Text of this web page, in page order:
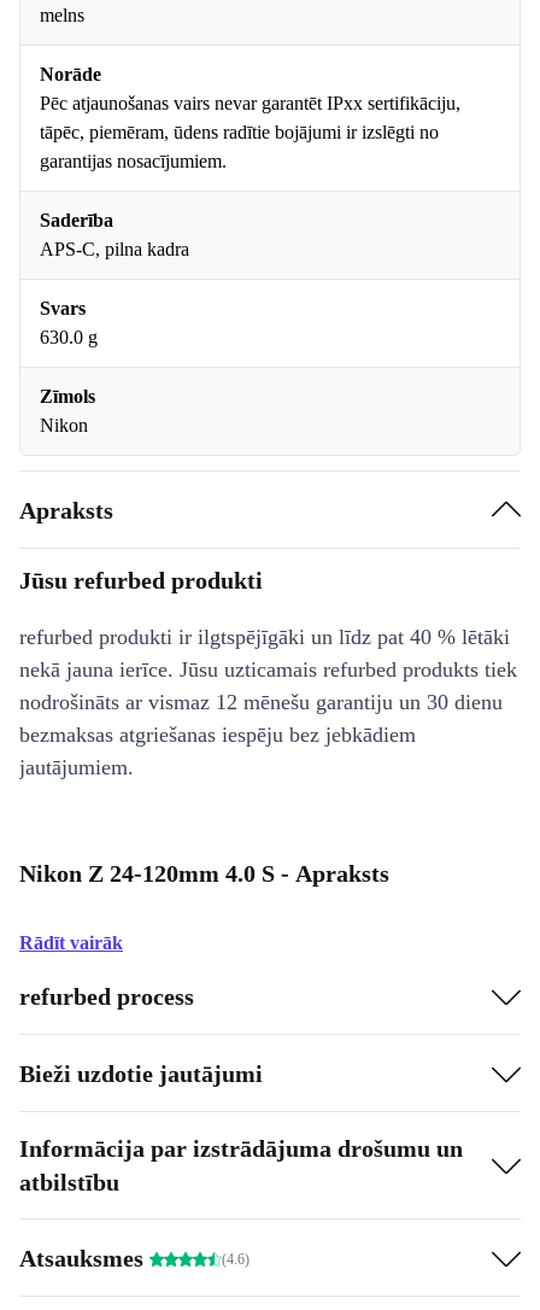
melns
Norāde
Pēc atjaunošanas vairs nevar garantēt IPxx sertifikāciju,
tāpēc, piemēram, ūdens radītie bojājumi ir izslēgti no
garantijas nosacījumiem.
Saderība
APS-C, pilna kadra
Svars
630.0 g
Zīmols
Nikon
Apraksts
Jūsu refurbed produkti
refurbed produkti ir ilgtspējīgāki un līdz pat 40 % lētāki
nekā jauna ierīce. Jūsu uzticamais refurbed produkts tiek
nodrošināts ar vismaz 12 mēnešu garantiju un 30 dienu
bezmaksas atgriešanas iespēju bez jebkādiem
jautājumiem.
Nikon Z 24-120mm 4.0 S - Apraksts
Rādīt vairāk
refurbed process
Bieži uzdotie jautājumi
Informācija par izstrādājuma drošumu un
atbilstību
Atsauksmes (4.6)